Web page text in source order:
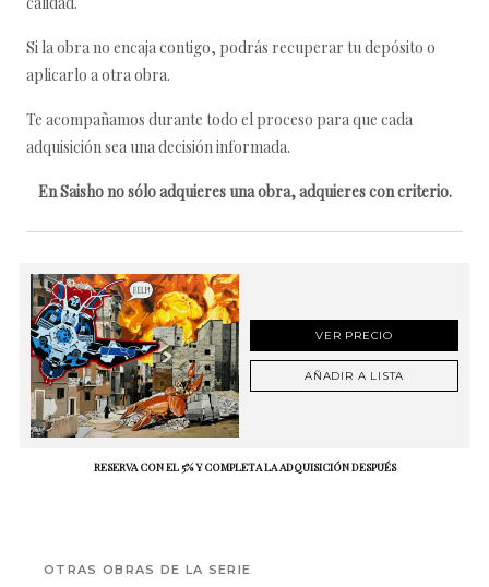
Si la obra no encaja contigo, podrás recuperar tu depósito o
aplicarlo a otra obra.
Te acompañamos durante todo el proceso para que cada
adquisición sea una decisión informada.
En Saisho no sólo adquieres una obra, adquieres con criterio.
VER PRECIO
AÑADIR A LISTA
RESERVA CON EL 5% Y COMPLETA LA ADQUISICIÓN DESPUÉS
OTRAS OBRAS DE LA SERIE